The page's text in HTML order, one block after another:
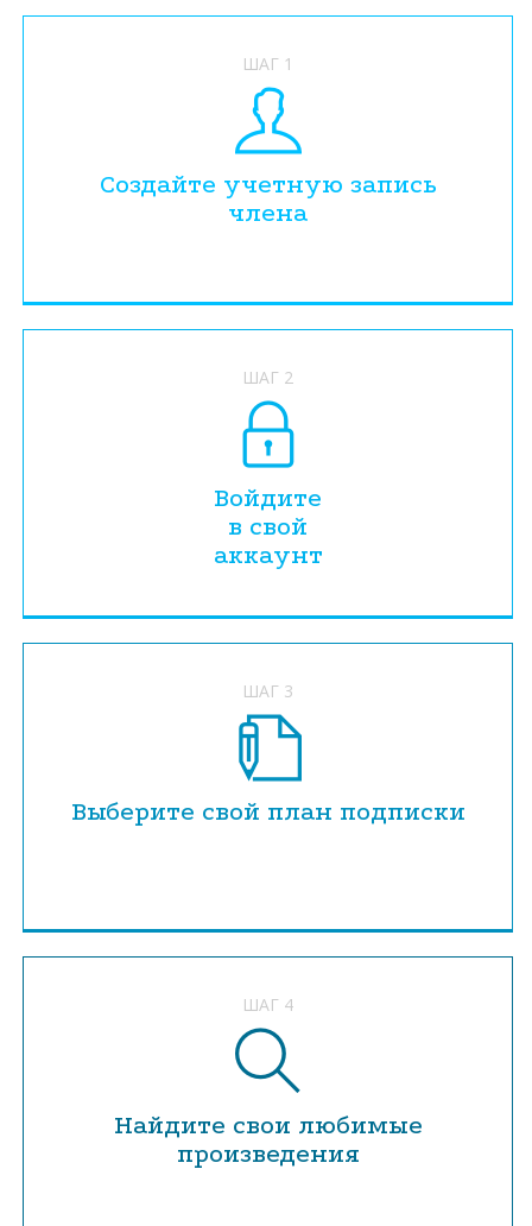
ШАГ 1
Создайте учетную запись
члена
ШАГ 2
Войдите
в свой
аккаунт
ШАГ 3
Выберите свой план подписки
ШАГ 4
Найдите свои любимые
произведения